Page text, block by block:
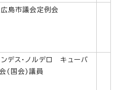
島市議会定例会
ンデス・ノルデロ キューバ
(国会)議員